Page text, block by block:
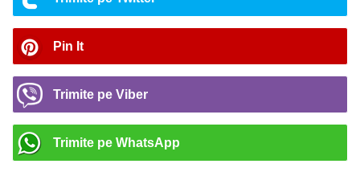
Pin It
Trimite pe Viber
Trimite pe WhatsApp